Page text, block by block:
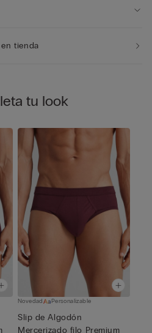
tienda
tu look
Novedad Personalizable
Slip de Algodón
Mercerizado filo Premium